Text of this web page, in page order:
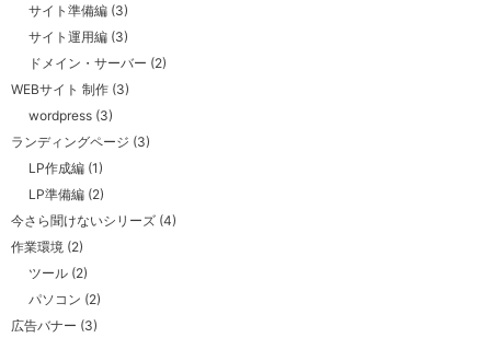
サイト準備編 (3)
サイト運用編 (3)
ドメイン・サーバー (2)
WEBサイト 制作 (3)
wordpress (3)
ランディングページ (3)
LP作成編 (1)
LP準備編 (2)
今さら聞けないシリーズ (4)
作業環境 (2)
ツール (2)
パソコン (2)
広告バナー (3)